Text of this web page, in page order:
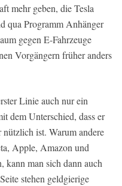
mehr geben, die Tesla
qua Programm Anhänger
gegen E-Fahrzeuge
Vorgängern früher anders
Linie auch nur ein
dem Unterschied, dass er
ist. Warum andere
Apple, Amazon und
kann man sich dann auch
stehen geldgierige